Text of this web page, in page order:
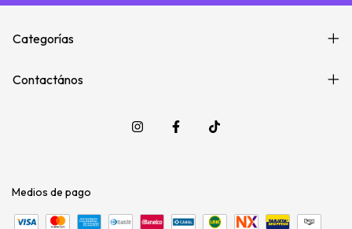
Categorías
Contactános
Medios de pago